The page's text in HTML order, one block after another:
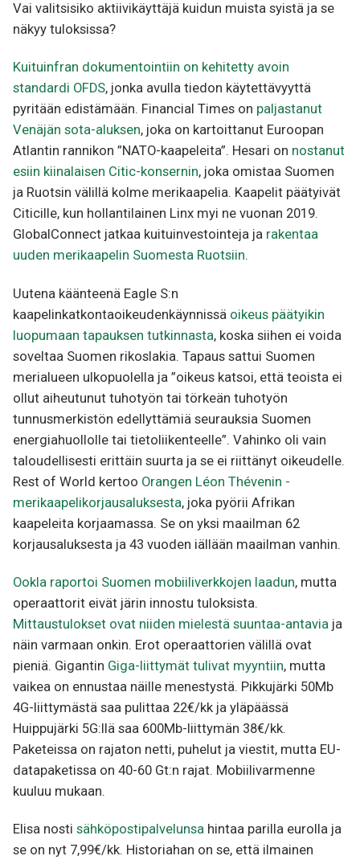
Vai valitsisiko aktiivikäyttäjä kuidun muista syistä ja se
näkyy tuloksissa?
Kuituinfran dokumentointiin on kehitetty avoin
standardi OFDS, jonka avulla tiedon käytettävyyttä
pyritään edistämään. Financial Times on paljastanut
Venäjän sota-aluksen, joka on kartoittanut Euroopan
Atlantin rannikon ”NATO-kaapeleita”. Hesari on nostanut
esiin kiinalaisen Citic-konsernin, joka omistaa Suomen
ja Ruotsin välillä kolme merikaapelia. Kaapelit päätyivät
Citicille, kun hollantilainen Linx myi ne vuonan 2019.
GlobalConnect jatkaa kuituinvestointeja ja rakentaa
uuden merikaapelin Suomesta Ruotsiin.
Uutena käänteenä Eagle S:n
kaapelinkatkontaoikeudenkäynnissä oikeus päätyikin
luopumaan tapauksen tutkinnasta, koska siihen ei voida
soveltaa Suomen rikoslakia. Tapaus sattui Suomen
merialueen ulkopuolella ja ”oikeus katsoi, että teoista ei
ollut aiheutunut tuhotyön tai törkeän tuhotyön
tunnusmerkistön edellyttämiä seurauksia Suomen
energiahuollolle tai tietoliikenteelle”. Vahinko oli vain
taloudellisesti erittäin suurta ja se ei riittänyt oikeudelle.
Rest of World kertoo Orangen Léon Thévenin -
merikaapelikorjausaluksesta, joka pyörii Afrikan
kaapeleita korjaamassa. Se on yksi maailman 62
korjausaluksesta ja 43 vuoden iällään maailman vanhin.
Ookla raportoi Suomen mobiiliverkkojen laadun, mutta
operaattorit eivät järin innostu tuloksista.
Mittaustulokset ovat niiden mielestä suuntaa-antavia ja
näin varmaan onkin. Erot operaattorien välillä ovat
pieniä. Gigantin Giga-liittymät tulivat myyntiin, mutta
vaikea on ennustaa näille menestystä. Pikkujärki 50Mb
4G-liittymästä saa pulittaa 22€/kk ja yläpäässä
Huippujärki 5G:llä saa 600Mb-liittymän 38€/kk.
Paketeissa on rajaton netti, puhelut ja viestit, mutta EU-
datapaketissa on 40-60 Gt:n rajat. Mobiilivarmenne
kuuluu mukaan.
Elisa nosti sähköpostipalvelunsa hintaa parilla eurolla ja
se on nyt 7,99€/kk. Historiahan on se, että ilmainen